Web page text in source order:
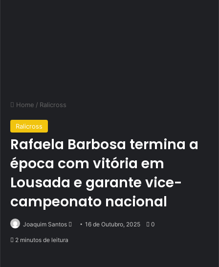
Home / Ralicross
Ralicross
Rafaela Barbosa termina a
época com vitória em
Lousada e garante vice-
campeonato nacional
Joaquim Santos
Send16 de Outubro, 2025 0
2 minutos de leitura